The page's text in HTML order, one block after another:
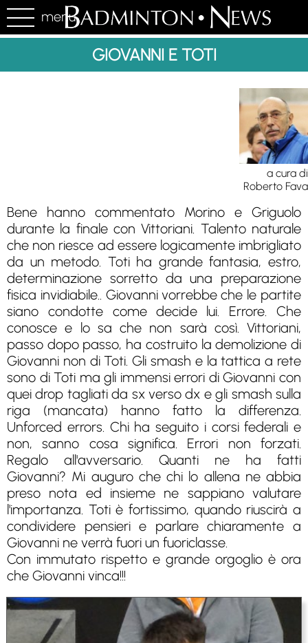
menu
GIOVANNI E TOTI
a cura di
Roberto Fava
Bene hanno commentato Morino e Griguolo
durante la finale con Vittoriani. Talento naturale
che non riesce ad essere logicamente imbrigliato
da un metodo. Toti ha grande fantasia, estro,
determinazione sorretto da una preparazione
fisica invidiabile.. Giovanni vorrebbe che le partite
siano condotte come decide lui. Errore. Che
conosce e lo sa che non sarà così. Vittoriani,
passo dopo passo, ha costruito la demolizione di
Giovanni non di Toti. Gli smash e la tattica a rete
sono di Toti ma gli immensi errori di Giovanni con
quei drop tagliati da sx verso dx e gli smash sulla
riga (mancata) hanno fatto la differenza.
Unforced errors. Chi ha seguito i corsi federali e
non, sanno cosa significa. Errori non forzati.
Regalo all'avversario. Quanti ne ha fatti
Giovanni? Mi auguro che chi lo allena ne abbia
preso nota ed insieme ne sappiano valutare
l'importanza. Toti è fortissimo, quando riuscirà a
condividere pensieri e parlare chiaramente a
Giovanni ne verrà fuori un fuoriclasse.
Con immutato rispetto e grande orgoglio è ora
che Giovanni vinca!!!